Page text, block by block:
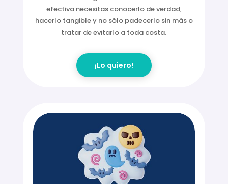
negativo
Para comenzar a gestionar tu estrés de manera
efectiva necesitas conocerlo de verdad,
tratar de evitarlo a toda costa.